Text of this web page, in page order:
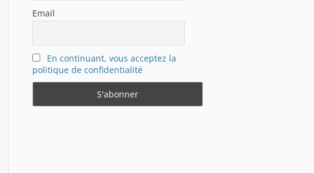
Email
En continuant, vous acceptez la
politique de confidentialité